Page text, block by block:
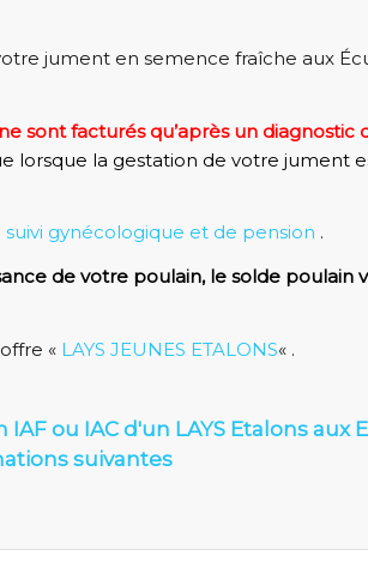
jument en semence fraîche aux
sont facturés qu’après un diagnostic
lorsque la gestation de votre jument
suivi gynécologique et de pension .
de votre poulain, le solde poulain
« LAYS JEUNES ETALONS« .
ou IAC d'un LAYS Etalons aux
suivantes